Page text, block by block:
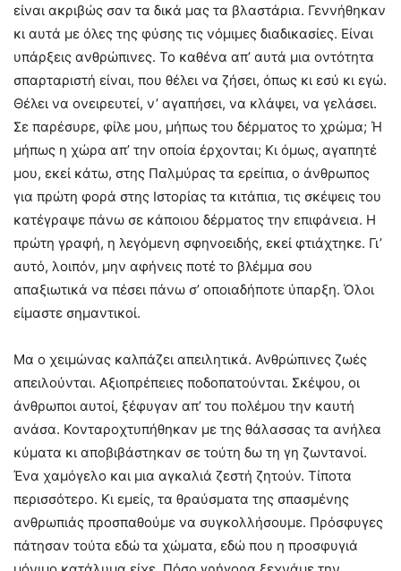
είναι ακριβώς σαν τα δικά μας τα βλαστάρια. Γεννήθηκαν
κι αυτά με όλες της φύσης τις νόμιμες διαδικασίες. Είναι
υπάρξεις ανθρώπινες. Το καθένα απ’ αυτά μια οντότητα
σπαρταριστή είναι, που θέλει να ζήσει, όπως κι εσύ κι εγώ.
Θέλει να ονειρευτεί, ν’ αγαπήσει, να κλάψει, να γελάσει.
Σε παρέσυρε, φίλε μου, μήπως του δέρματος το χρώμα; Ή
μήπως η χώρα απ’ την οποία έρχονται; Κι όμως, αγαπητέ
μου, εκεί κάτω, στης Παλμύρας τα ερείπια, ο άνθρωπος
για πρώτη φορά στης Ιστορίας τα κιτάπια, τις σκέψεις του
κατέγραψε πάνω σε κάποιου δέρματος την επιφάνεια. Η
πρώτη γραφή, η λεγόμενη σφηνοειδής, εκεί φτιάχτηκε. Γι’
αυτό, λοιπόν, μην αφήνεις ποτέ το βλέμμα σου
απαξιωτικά να πέσει πάνω σ’ οποιαδήποτε ύπαρξη. Όλοι
είμαστε σημαντικοί.
Μα ο χειμώνας καλπάζει απειλητικά. Ανθρώπινες ζωές
απειλούνται. Αξιοπρέπειες ποδοπατούνται. Σκέψου, οι
άνθρωποι αυτοί, ξέφυγαν απ’ του πολέμου την καυτή
ανάσα. Κονταροχτυπήθηκαν με της θάλασσας τα ανήλεα
κύματα κι αποβιβάστηκαν σε τούτη δω τη γη ζωντανοί.
Ένα χαμόγελο και μια αγκαλιά ζεστή ζητούν. Τίποτα
περισσότερο. Κι εμείς, τα θραύσματα της σπασμένης
ανθρωπιάς προσπαθούμε να συγκολλήσουμε. Πρόσφυγες
πάτησαν τούτα εδώ τα χώματα, εδώ που η προσφυγιά